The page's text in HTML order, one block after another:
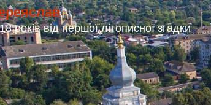
років від першої літописної згадки